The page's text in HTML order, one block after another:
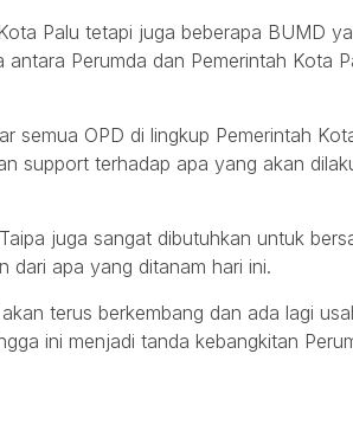
Palu tetapi juga beberapa BUMD
antara Perumda dan Pemerintah Kota
semua OPD di lingkup Pemerintah
support terhadap apa yang akan
juga sangat dibutuhkan untuk
dari apa yang ditanam hari ini.
terus berkembang dan ada lagi
ini menjadi tanda kebangkitan